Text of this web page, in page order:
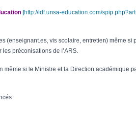
[http://idf.unsa-education.com/
(enseignant.es, vis scolaire, entretien) même
préconisations de l’ARS.
même si le Ministre et la Direction académique